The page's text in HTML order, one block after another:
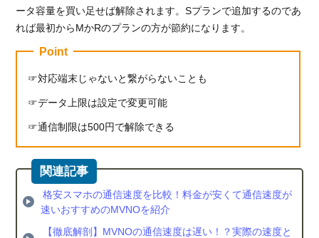
ータ容量を買い足せば解除されます。Sプランで追加するのであ
れば最初からMかRのプランの方が節約になります。
Point
対応端末じゃないと繋がらないことも
データ上限は設定で変更可能
通信制限は500円で解除できる
格安スマホの通信速度を比較！料金が安くて通信速度が
速いおすすめのMVNOを紹介
【徹底解剖】MVNOの通信速度は遅い！？実際の速度と